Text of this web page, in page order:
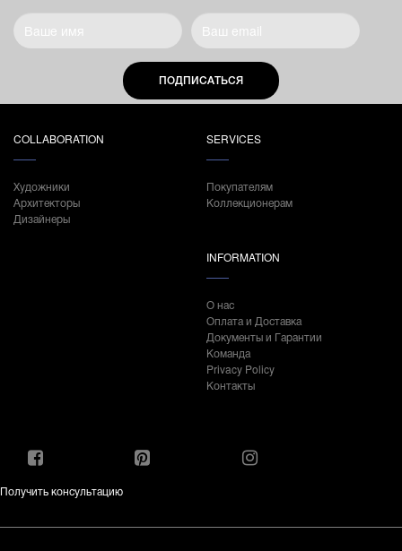
ПОДПИСАТЬСЯ
COLLABORATION
Художники
Архитекторы
Дизайнеры
SERVICES
Покупателям
Коллекционерам
INFORMATION
О нас
Оплата и Доставка
Документы и Гарантии
Команда
Privacy Policy
Контакты
Получить консультацию